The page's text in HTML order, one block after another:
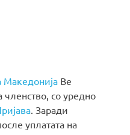
Македонија Ве
членство, со уредно
. Заради
уплатата на